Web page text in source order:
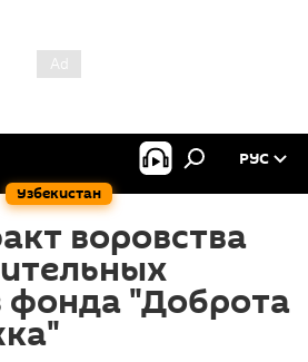
Узбекистан
РУС
воровства
фонда "Доброта